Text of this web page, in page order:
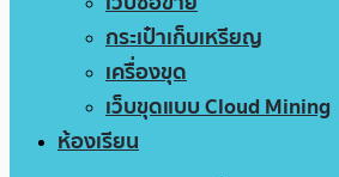
กระเป๋าเก็บเหรียญ
เครื่องขุด
เว็บขุดแบบ Cloud Mining
ห้องเรียน